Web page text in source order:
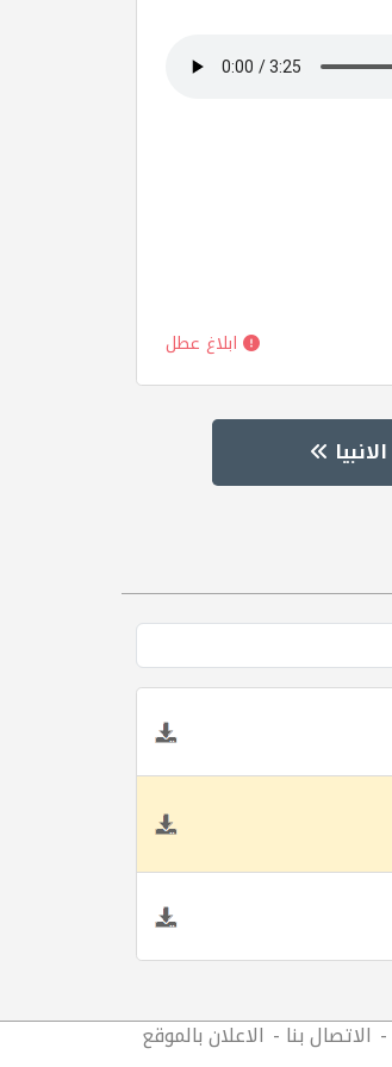
ابلاغ عطل
الانبيا
الاتصال بنا الاعلان بالموقع